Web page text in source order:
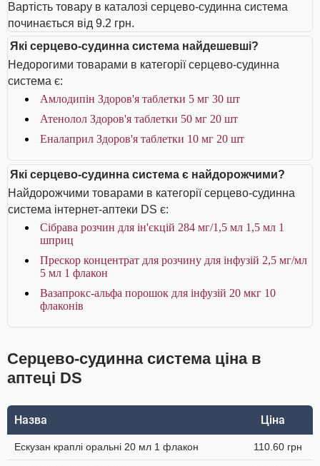
Вартість товару в каталозі серцево-судинна система
починається від 9.2 грн.
Які серцево-судинна система найдешевші?
Недорогими товарами в категорії серцево-судинна
система є:
Амлодипін Здоров'я таблетки 5 мг 30 шт
Атенолол Здоров'я таблетки 50 мг 20 шт
Еналаприл Здоров'я таблетки 10 мг 20 шт
Які серцево-судинна система є найдорожчими?
Найдорожчими товарами в категорії серцево-судинна
система інтернет-аптеки DS є:
Сібрава розчин для ін'єкцій 284 мг/1,5 мл 1,5 мл 1
шприц
Прескор концентрат для розчину для інфузій 2,5 мг/мл
5 мл 1 флакон
Вазапрокс-альфа порошок для інфузій 20 мкг 10
флаконів
Серцево-судинна система ціна в
аптеці DS
Назва Ціна
Ескузан краплі оральні 20 мл 1 флакон 110.60 грн